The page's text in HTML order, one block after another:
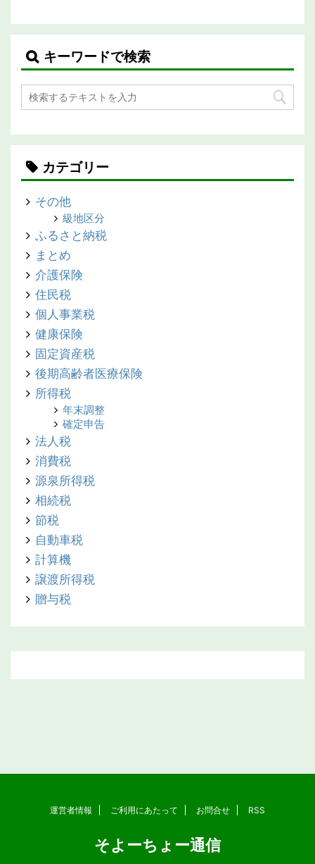
キーワードで検索
カテゴリー
その他
級地区分
ふるさと納税
まとめ
介護保険
住民税
個人事業税
健康保険
固定資産税
後期高齢者医療保険
所得税
年末調整
確定申告
法人税
消費税
源泉所得税
相続税
節税
自動車税
計算機
譲渡所得税
贈与税
運営者情報 ご利用にあたって お問合せ RSS
そよーちょー通信
Copyright© そよーちょー通信 , 2026 All Rights